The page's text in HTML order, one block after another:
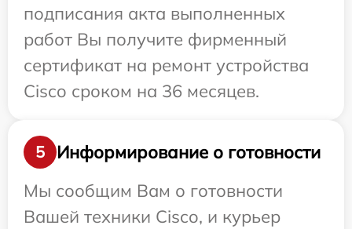
подписания акта выполненных
работ Вы получите фирменный
сертификат на ремонт устройства
Cisco сроком на 36 месяцев.
5
Информирование о готовности
Мы сообщим Вам о готовности
Вашей техники Cisco, и курьер